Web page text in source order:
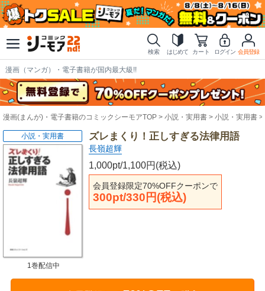
検索 はじめて カート ログイン 会員登録
漫画（マンガ）・電子書籍が国内最大級!!
漫画(まんが)・電子書籍のコミックシーモアTOP 小説・実用書 小説・実用書
ズレまくり！正しすぎる法律用語
長嶺超輝
1,000pt/1,100円(税込)
会員登録限定70%OFFクーポンで
300pt/330円(税込)
小説・実用書
1巻配信中